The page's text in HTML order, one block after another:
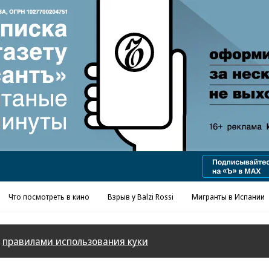
Что посмотреть в кино Взрыв у Balzi Rossi Мигранты в Испании
правилами использования куки